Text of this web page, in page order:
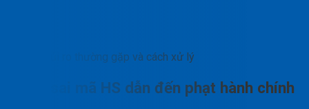
Rủi ro thường gặp và cách xử lý
Khai sai mã HS dẫn đến phạt hành chính